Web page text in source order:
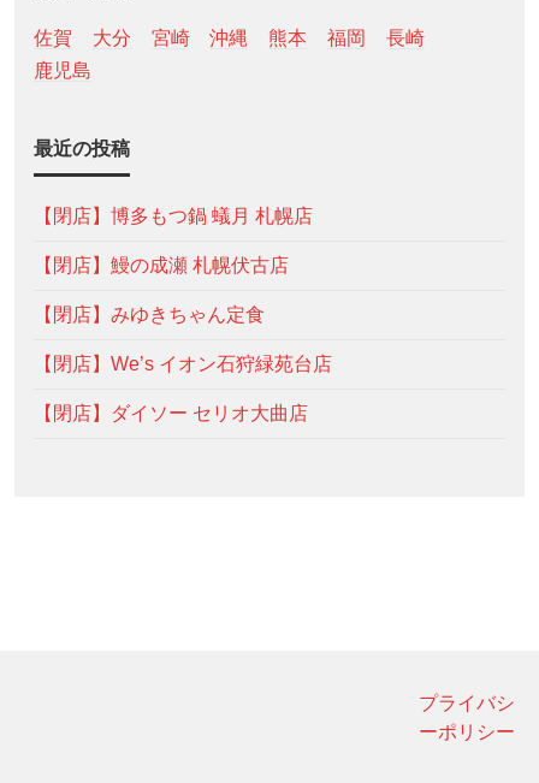
佐賀 大分 宮崎 沖縄 熊本 福岡
長崎
鹿児島
最近の投稿
【閉店】博多もつ鍋 蟻月 札幌店
【閉店】鰻の成瀬 札幌伏古店
【閉店】みゆきちゃん定食
【閉店】We’s イオン石狩緑苑台店
【閉店】ダイソー セリオ大曲店
プライバシ
ーポリシー